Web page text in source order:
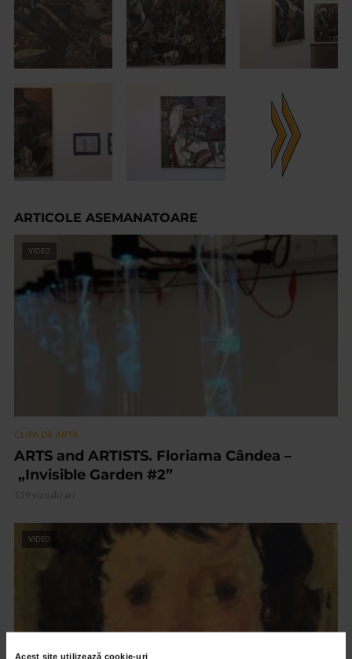
Acest site utilizează cookie-uri
ARTICOLE ASEMANATOARE
VIDEO
CLIPA DE ARTA
ARTS and ARTISTS. Floriama Cândea –
„Invisible Garden #2”
129 vizualizari
VIDEO